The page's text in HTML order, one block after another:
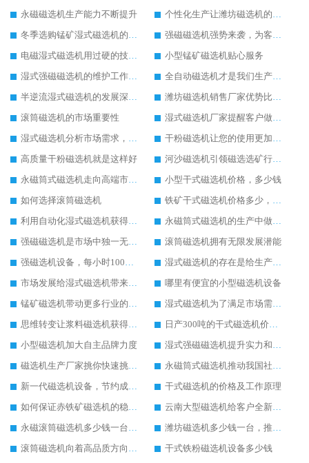
永磁磁选机生产能力不断提升
个性化生产让潍坊磁选机的使用更加便利
冬季选购锰矿湿式磁选机的注意事项
强磁磁选机强势来袭，为客户提供更多帮助
电磁湿式磁选机用过硬的技术为客户生产带去便利
小型锰矿磁选机贴心服务
湿式强磁磁选机的维护工作是如此的简单
全自动磁选机才是我们生产需要的
半逆流湿式磁选机的发展深入人心
潍坊磁选机销售厂家优势比较高
滚筒磁选机的市场重要性
湿式磁选机厂家提醒客户做好湿式磁选机的维护工作
湿式磁选机分析市场需求，提升生产技术
干粉磁选机让您的使用更加放心
高质量干粉磁选机就是这样好
河沙磁选机引领磁选选矿行业快速发展
永磁筒式磁选机走向高端市场发展
小型干式磁选机价格，多少钱
如何选择滚筒磁选机
铁矿干式磁选机价格多少，贵不贵
利用自动化湿式磁选机获得客户认可
永磁筒式磁选机的生产中做出新的改变
强磁磁选机是市场中独一无二的好用的设备
滚筒磁选机拥有无限发展潜能
强磁选机设备，每小时100吨大概多少钱
湿式磁选机的存在是给生产极大的帮助
市场发展给湿式磁选机带来好的发展机遇
哪里有便宜的小型磁选机设备
锰矿磁选机带动更多行业的进步和发展
湿式磁选机为了满足市场需求而不断努力
思维转变让浆料磁选机获得发展先机
日产300吨的干式磁选机价格以及参数
小型磁选机加大自主品牌力度
湿式强磁磁选机提升实力和生产价值
磁选机生产厂家挑你快速挑选磁选机设备
永磁筒式磁选机推动我国社会的发展
新一代磁选机设备，节约成本又好用
干式磁选机的价格及工作原理
如何保证赤铁矿磁选机的稳定发展
云南大型磁选机给客户全新的体验
永磁滚筒磁选机多少钱一台，提供型号参数表
潍坊磁选机多少钱一台，推荐合适磁选机厂家
滚筒磁选机向着高品质方向发展
干式铁粉磁选机设备多少钱